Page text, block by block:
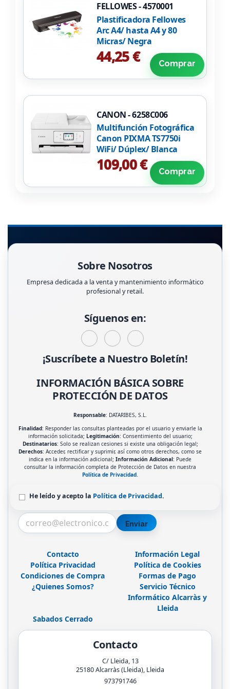
FELLOWES - 4570001
Plastificadora Fellowes
Arc A4/ hasta A4 y 80
Micras/ Negra
44,25 € Comprar
CANON - 6258C006
Multifunción Fotográfica
Canon PIXMA TS7750i
WiFi/ Dúplex/ Blanca
109,00 € Comprar
Sobre Nosotros
Empresa dedicada a la venta y mantenimiento informàtico
profesional y retail.
Síguenos en:
¡Suscríbete a Nuestro Boletín!
INFORMACIÓN BÁSICA SOBRE
PROTECCIÓN DE DATOS
Responsable: DATARIBES, S.L.
Finalidad: Responder las consultas planteadas por el usuario y enviarle la
información solicitada; Legitimación: Consentimiento del usuario;
Destinatarios: Solo se realizan cesiones si existe una obligación legal;
Derechos: Acceder, rectificar y suprimir, así como otros derechos, como se
indica en la información adicional;Información Adicional: Puede
consultar la información completa de Protección de Datos en nuestra
Política de Privacidad
He leído y acepto la Política de Privacidad.
Enviar
Contacto
Información Legal
Política Privacidad
Política de Cookies
Condiciones de Compra
Formas de Pago
¿Quienes Somos?
Servicio Técnico
Informático Alcarràs y
Lleida
Sabados Cerrado
Contacto
C/ Lleida, 13
25180Alcarràs (Lleida), Lleida
973791746